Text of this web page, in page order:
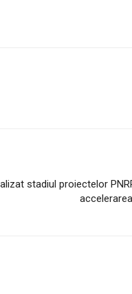
stadiul proiectelor